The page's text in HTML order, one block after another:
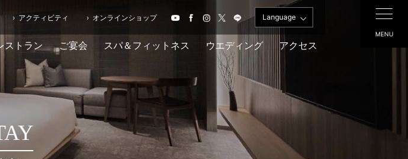
アクティビティ オンラインショップ Language
ストラン ご宴会 スパ＆フィットネス ウエディング アクセス
MENU